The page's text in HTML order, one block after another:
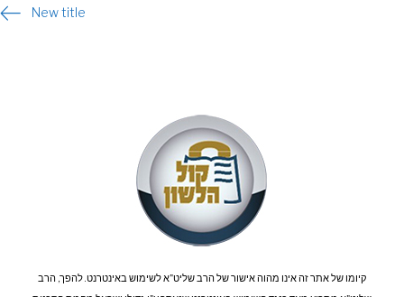
New title
קיומו של אתר זה אינו מהוה אישור של הרב שליט"א לשימוש באינטרנט. להפך, הרב